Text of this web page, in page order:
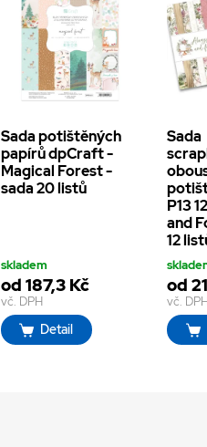
Sada potištěných
papírů dpCraft -
Magical Forest -
sada 20 listů
skladem
od 187,3 Kč
vč. DPH
Detail
Sada
P13
and
12
od
vč.